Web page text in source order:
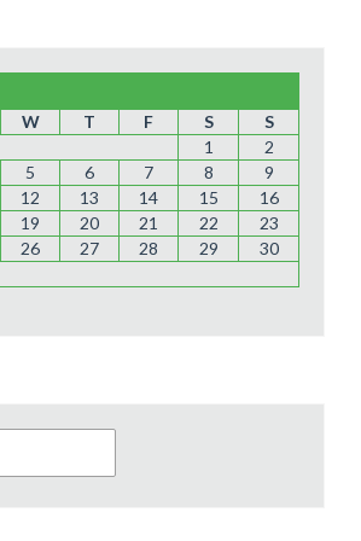
W T F S
S
1
2
5 6 7 8
9
12 13 14 15
16
19 20 21 22
23
26 27 28 29
30